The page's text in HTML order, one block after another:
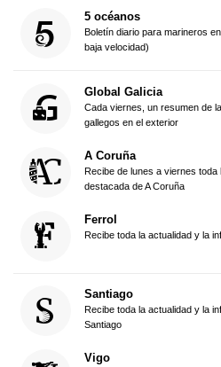
5 océanos
Boletín diario para marineros
baja velocidad)
Global Galicia
Cada viernes, un resumen de
gallegos en el exterior
A Coruña
Recibe de lunes a viernes toda
destacada de A Coruña
Ferrol
Recibe toda la actualidad y la
Santiago
Recibe toda la actualidad y la
Santiago
Vigo